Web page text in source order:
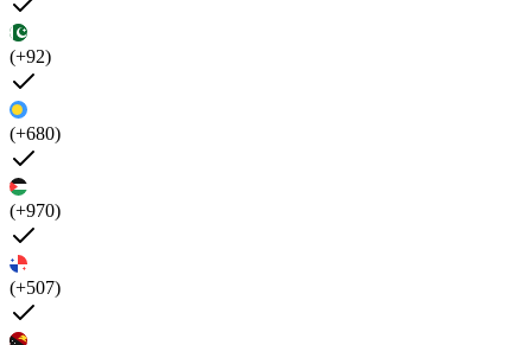
(+92)
(+680)
(+970)
(+507)